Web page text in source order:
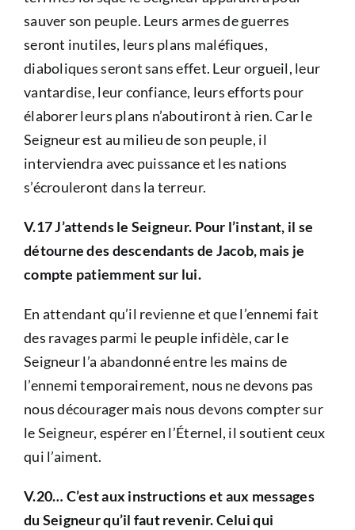
sauver son peuple. Leurs armes de guerres
seront inutiles, leurs plans maléfiques,
diaboliques seront sans effet. Leur orgueil, leur
vantardise, leur confiance, leurs efforts pour
élaborer leurs plans n’aboutiront à rien. Car le
Seigneur est au milieu de son peuple, il
interviendra avec puissance et les nations
s’écrouleront dans la terreur.
V.17 J’attends le Seigneur. Pour l’instant, il se
détourne des descendants de Jacob, mais je
compte patiemment sur lui.
En attendant qu’il revienne et que l’ennemi fait
des ravages parmi le peuple infidèle, car le
Seigneur l’a abandonné entre les mains de
l’ennemi temporairement, nous ne devons pas
nous décourager mais nous devons compter sur
le Seigneur, espérer en l’Éternel, il soutient ceux
qui l’aiment.
V.20… C’est aux instructions et aux messages
du Seigneur qu’il faut revenir. Celui qui